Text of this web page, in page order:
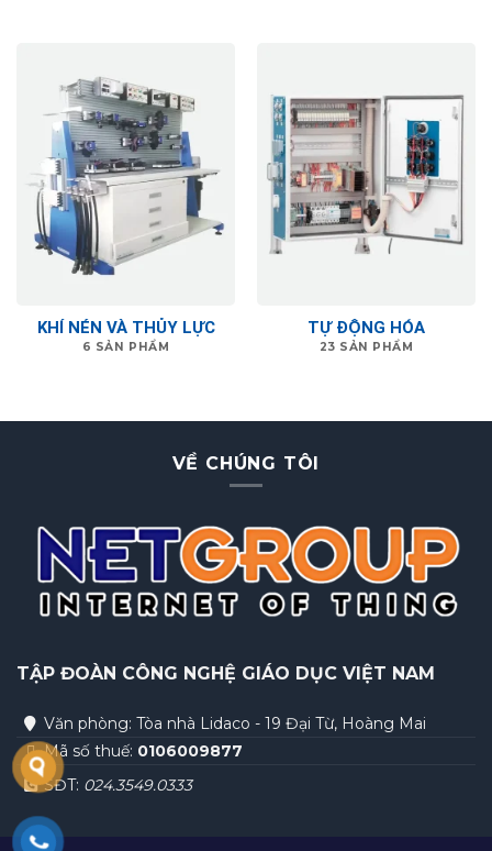
KHÍ NÉN VÀ THỦY LỰC
6 SẢN PHẨM
TỰ ĐỘNG HÓA
23 SẢN PHẨM
VỀ CHÚNG TÔI
TẬP ĐOÀN CÔNG NGHỆ GIÁO DỤC VIỆT NAM
Văn phòng: Tòa nhà Lidaco - 19 Đại Từ, Hoàng Mai
Mã số thuế: 0106009877
SĐT: 024.3549.0333